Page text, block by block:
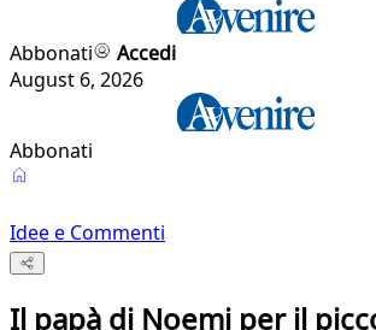
Abbonati
Accedi
August 6, 2026
Abbonati
Idee e Commenti
Il papà di Noemi per il